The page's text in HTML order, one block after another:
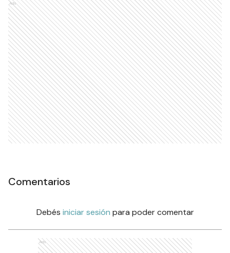
Ads
Comentarios
Debés iniciar sesión para poder comentar
Ads